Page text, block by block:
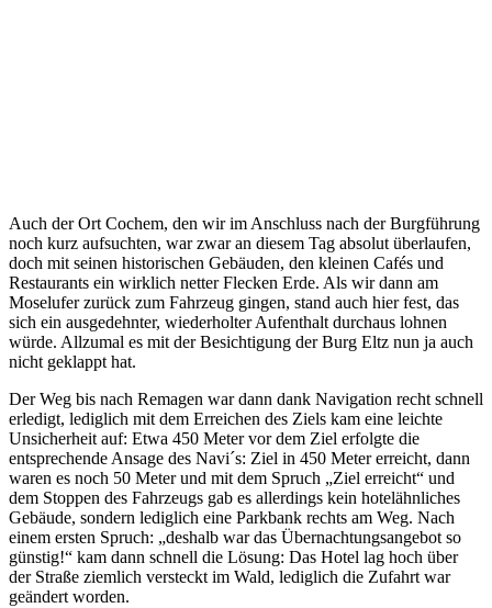
Auch der Ort Cochem, den wir im Anschluss nach der Burgführung
noch kurz aufsuchten, war zwar an diesem Tag absolut überlaufen,
doch mit seinen historischen Gebäuden, den kleinen Cafés und
Restaurants ein wirklich netter Flecken Erde. Als wir dann am
Moselufer zurück zum Fahrzeug gingen, stand auch hier fest, das
sich ein ausgedehnter, wiederholter Aufenthalt durchaus lohnen
würde. Allzumal es mit der Besichtigung der Burg Eltz nun ja auch
nicht geklappt hat.
Der Weg bis nach Remagen war dann dank Navigation recht schnell
erledigt, lediglich mit dem Erreichen des Ziels kam eine leichte
Unsicherheit auf: Etwa 450 Meter vor dem Ziel erfolgte die
entsprechende Ansage des Navi´s: Ziel in 450 Meter erreicht, dann
waren es noch 50 Meter und mit dem Spruch „Ziel erreicht“ und
dem Stoppen des Fahrzeugs gab es allerdings kein hotelähnliches
Gebäude, sondern lediglich eine Parkbank rechts am Weg. Nach
einem ersten Spruch: „deshalb war das Übernachtungsangebot so
günstig!“ kam dann schnell die Lösung: Das Hotel lag hoch über
der Straße ziemlich versteckt im Wald, lediglich die Zufahrt war
geändert worden.